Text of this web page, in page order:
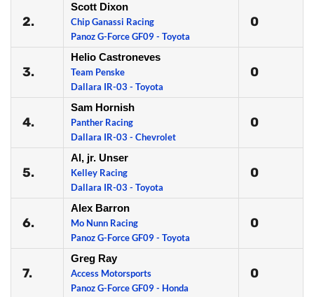
2.
Scott Dixon
Chip Ganassi Racing
Panoz G-Force GF09 - Toyota
0
3.
Helio Castroneves
Team Penske
Dallara IR-03 - Toyota
0
4.
Sam Hornish
Panther Racing
Dallara IR-03 - Chevrolet
0
5.
Al, jr. Unser
Kelley Racing
Dallara IR-03 - Toyota
0
6.
Alex Barron
Mo Nunn Racing
Panoz G-Force GF09 - Toyota
0
7.
Greg Ray
Access Motorsports
Panoz G-Force GF09 - Honda
0